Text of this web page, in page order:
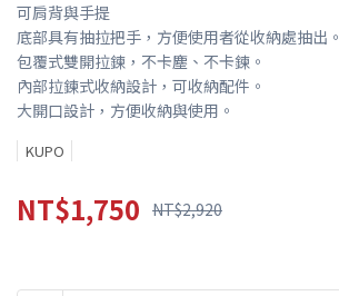
可肩背與手提
底部具有抽拉把手，方便使用者從收納處抽出。
包覆式雙開拉鍊，不卡塵、不卡鍊。
內部拉鍊式收納設計，可收納配件。
大開口設計，方便收納與使用。
KUPO
NT$1,750 NT$2,920